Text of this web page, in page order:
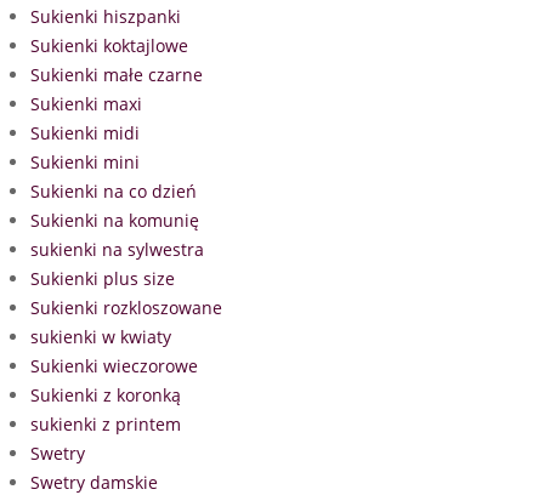
Sukienki hiszpanki
Sukienki koktajlowe
Sukienki małe czarne
Sukienki maxi
Sukienki midi
Sukienki mini
Sukienki na co dzień
Sukienki na komunię
sukienki na sylwestra
Sukienki plus size
Sukienki rozkloszowane
sukienki w kwiaty
Sukienki wieczorowe
Sukienki z koronką
sukienki z printem
Swetry
Swetry damskie